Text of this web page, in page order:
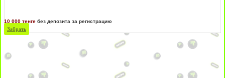
10 000 тенге без депозита за регистрацию
Забрать